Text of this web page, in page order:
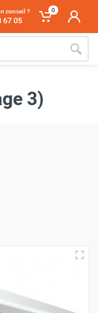
conseil ?
67 05
0
3)